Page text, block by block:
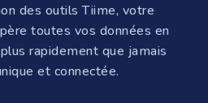
des outils Tiime, votre
toutes vos données en
rapidement que jamais
et connectée.